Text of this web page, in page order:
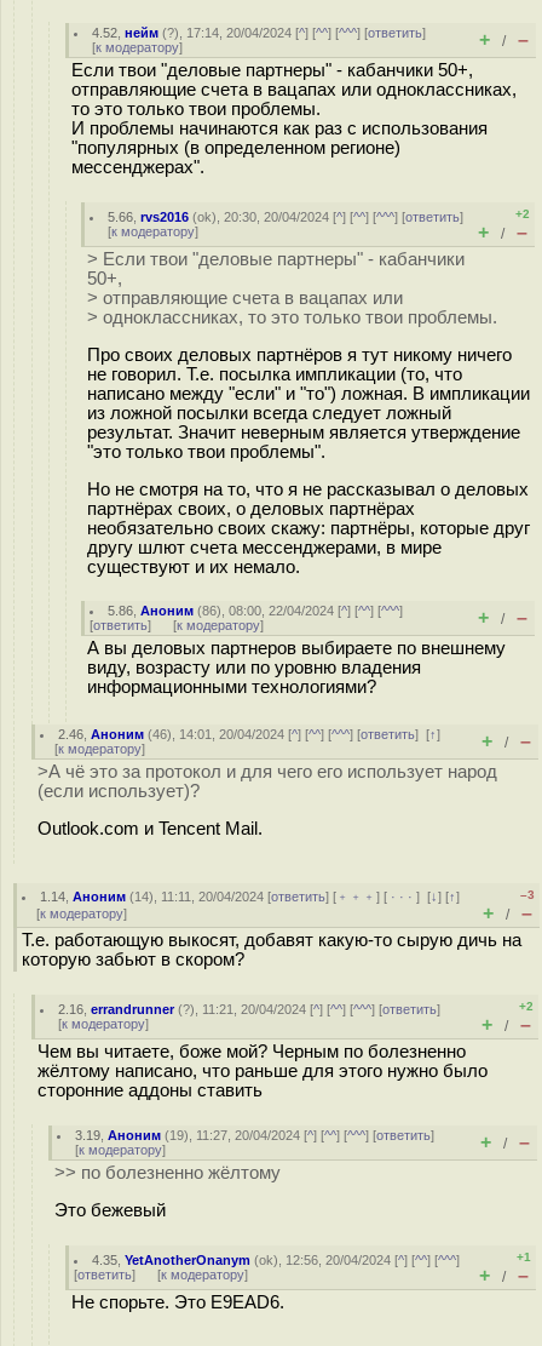
4.52 ,нейм (?), 17:14, 20/04/2024 [^] [^^] [^^^] [ответить]
[к модератору] + / –
Если твои "деловые партнеры" - кабанчики 50+,
отправляющие счета в вацапах или одноклассниках,
то это только твои проблемы.
И проблемы начинаются как раз с использования
"популярных (в определенном регионе)
мессенджерах".
5.66 ,rvs2016 (ok), 20:30, 20/04/2024 [^] [^^] [^^^] [ответить]
[к модератору]
+2
+ / –
> Если твои "деловые партнеры" - кабанчики
50+,
> отправляющие счета в вацапах или
> одноклассниках, то это только твои проблемы.
Про своих деловых партнёров я тут никому ничего
не говорил. Т.е. посылка импликации (то, что
написано между "если" и "то") ложная. В импликации
из ложной посылки всегда следует ложный
результат. Значит неверным является утверждение
"это только твои проблемы".
Но не смотря на то, что я не рассказывал о деловых
партнёрах своих, о деловых партнёрах
необязательно своих скажу: партнёры, которые друг
другу шлют счета мессенджерами, в мире
существуют и их немало.
5.86 ,Аноним (86), 08:00, 22/04/2024 [^] [^^] [^^^]
[ответить] [к модератору] + / –
А вы деловых партнеров выбираете по внешнему
виду, возрасту или по уровню владения
информационными технологиями?
2.46 ,Аноним (46), 14:01, 20/04/2024 [^] [^^] [^^^] [ответить][↑]
[к модератору] + / –
>А чё это за протокол и для чего его использует народ
(если использует)?
Outlook.com и Tencent Mail.
1.14 ,Аноним (14), 11:11, 20/04/2024 [ответить] [ ﹢﹢﹢] [ · · ·][↓] [↑]
[к модератору]
–3
+ / –
Т.е. работающую выкосят, добавят какую-то сырую дичь на
которую забьют в скором?
2.16 ,errandrunner(?), 11:21, 20/04/2024 [^] [^^] [^^^] [ответить]
[к модератору]
+2
+ / –
Чем вы читаете, боже мой? Черным по болезненно
жёлтому написано, что раньше для этого нужно было
сторонние аддоны ставить
3.19 ,Аноним (19), 11:27, 20/04/2024 [^] [^^] [^^^] [ответить]
[к модератору] + / –
>> по болезненно жёлтому
Это бежевый
4.35 ,YetAnotherOnanym (ok), 12:56, 20/04/2024 [^] [^^] [^^^]
[ответить] [к модератору]
+1
+ / –
Не спорьте. Это E9EAD6.